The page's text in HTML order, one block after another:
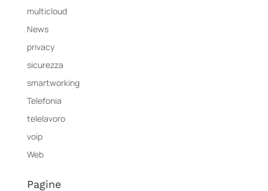
multicloud
News
privacy
sicurezza
smartworking
Telefonia
telelavoro
voip
Web
Pagine